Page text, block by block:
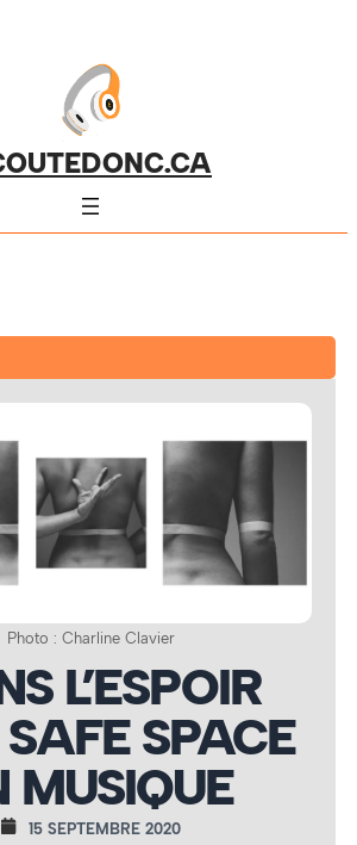
Photo : Charline Clavier
L’ESPOIR
SAFE SPACE
MUSIQUE
15 SEPTEMBRE 2020